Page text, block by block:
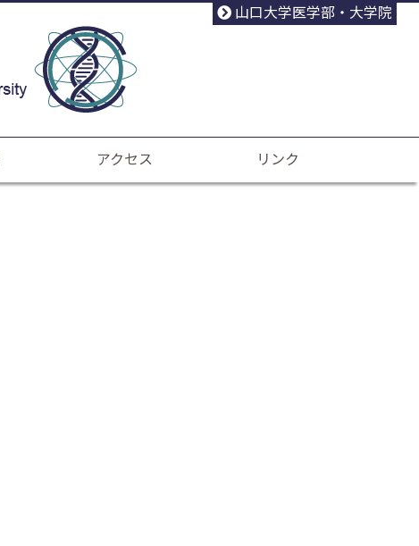
山口大学医学部・大学院
アクセス リンク